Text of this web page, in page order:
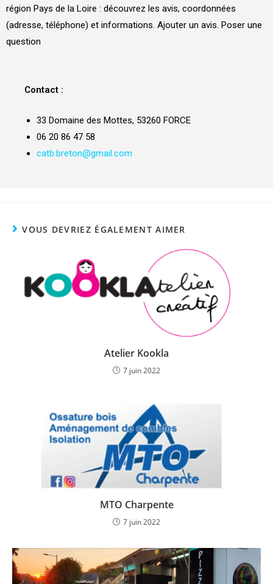
région Pays de la Loire : découvrez les avis, coordonnées
(adresse, téléphone) et informations. Ajouter un avis. Poser une
question
Contact :
33 Domaine des Mottes, 53260 FORCE
06 20 86 47 58
catb.breton@gmail.com
VOUS DEVRIEZ ÉGALEMENT AIMER
Atelier Kookla
7 juin 2022
MTO Charpente
7 juin 2022